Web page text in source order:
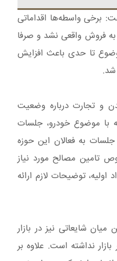
برخی واسطه‌ها اقداماتی
به فروش واقعی نشد و صرفا
تا حدی باعث افزایش
شد.
و تجارت درباره وضعیت
با موضوع خودرو، جلسات
به فعالان این حوزه
تامین مصالح مورد نیاز
اولیه، توضیحات لازم ارائه
شایعاتی نیز در بازار
نداشته است. علاوه بر